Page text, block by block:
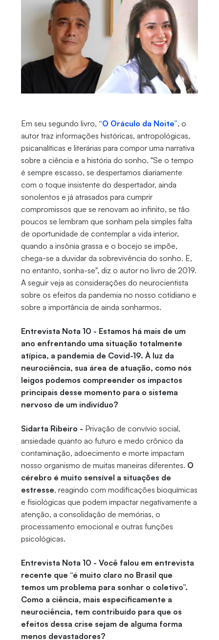
Em seu segundo livro, “O Oráculo da Noite”, o
autor traz informações históricas, antropológicas,
psicanalíticas e literárias para compor uma narrativa
sobre a ciência e a história do sonho. "Se o tempo
é sempre escasso, se despertamos diariamente
com o toque insistente do despertador, ainda
sonolentos e já atrasados para cumprir
compromissos que se renovam ao infinito, se tão
poucos se lembram que sonham pela simples falta
de oportunidade de contemplar a vida interior,
quando a insônia grassa e o bocejo se impõe,
chega-se a duvidar da sobrevivência do sonho. E,
no entanto, sonha-se", diz o autor no livro de 2019.
A seguir veja as considerações do neurocientista
sobre os efeitos da pandemia no nosso cotidiano e
sobre a importância de ainda sonharmos.
Entrevista Nota 10 - Estamos há mais de um
ano enfrentando uma situação totalmente
atípica, a pandemia de Covid-19. À luz da
neurociência, sua área de atuação, como nós
leigos podemos compreender os impactos
principais desse momento para o sistema
nervoso de um indivíduo?
Sidarta Ribeiro - Privação de convívio social,
ansiedade quanto ao futuro e medo crônico da
contaminação, adoecimento e morte impactam
nosso organismo de muitas maneiras diferentes. O
cérebro é muito sensível a situações de
estresse, reagindo com modificações bioquímicas
e fisiológicas que podem impactar negativamente a
atenção, a consolidação de memórias, o
processamento emocional e outras funções
psicológicas.
Entrevista Nota 10 - Você falou em entrevista
recente que “é muito claro no Brasil que
temos um problema para sonhar o coletivo”.
Como a ciência, mais especificamente a
neurociência, tem contribuído para que os
efeitos dessa crise sejam de alguma forma
menos devastadores?